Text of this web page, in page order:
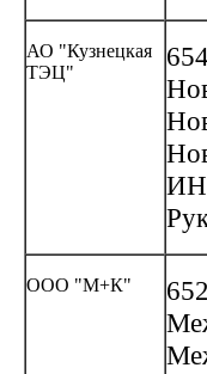
АО "Кузнецкая
ТЭЦ"
ООО "М+К"